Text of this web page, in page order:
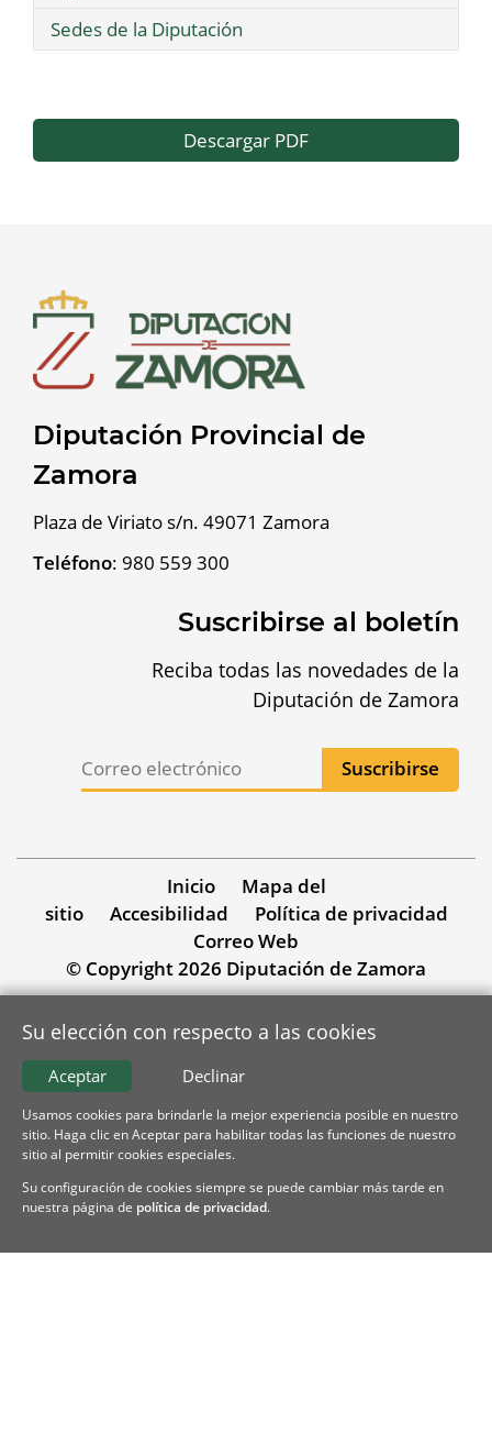
Sedes de la Diputación
Descargar PDF
Diputación Provincial de
Zamora
Plaza de Viriato s/n. 49071 Zamora
Teléfono: 980 559 300
Suscribirse al boletín
Reciba todas las novedades de la
Diputación de Zamora
Inicio
Mapa del
sitio
Accesibilidad
Política de privacidad
Correo Web
© Copyright 2026 Diputación de Zamora
Su elección con respecto a las cookies
Declinar
Aceptar
Usamos cookies para brindarle la mejor experiencia posible en nuestro
sitio. Haga clic en Aceptar para habilitar todas las funciones de nuestro
sitio al permitir cookies especiales.
Su configuración de cookies siempre se puede cambiar más tarde en
nuestra página de política de privacidad.